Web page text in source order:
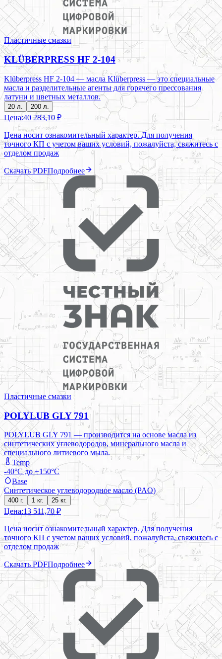
Пластичные смазки
KLÜBERPRESS HF 2-104
Klüberpress HF 2-104 — масла Klüberpress — это специальные
масла и разделительные агенты для горячего прессования
латуни и цветных металлов.
20 л. 200 л.
Цена:40 283,10 ₽
Цена носит ознакомительный характер. Для получения
точного КП с учетом ваших условий, пожалуйста, свяжитесь с
отделом продаж
Скачать PDFПодробнее
Пластичные смазки
POLYLUB GLY 791
POLYLUB GLY 791 — производится на основе масла из
синтетических углеводородов, минерального масла и
специального литиевого мыла.
Temp
-40°C до +150°C
Base
Синтетическое углеводородное масло (PAO)
400 г. 1 кг. 25 кг.
Цена:13 511,70 ₽
Цена носит ознакомительный характер. Для получения
точного КП с учетом ваших условий, пожалуйста, свяжитесь с
отделом продаж
Скачать PDFПодробнее